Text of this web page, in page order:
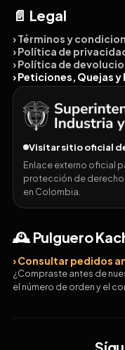
📄 Legal
› Términos y
› Política de
› Política de
› Peticiones, Quejas
Visitar sitio oficial
Enlace externo oficial
protección de
en Colombia.
🕰️ Pulguero
› Consultar pedidos
¿Compraste antes de
el número de orden y el